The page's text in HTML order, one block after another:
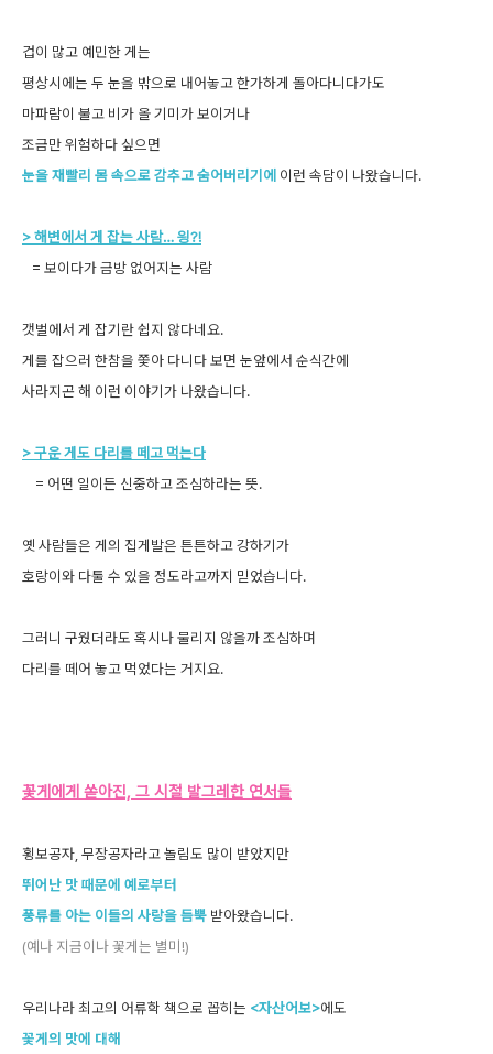
겁이 많고 예민한 게는
평상시에는 두 눈을 밖으로 내어놓고 한가하게 돌아다니다가도
마파람이 불고 비가 올 기미가 보이거나
조금만 위험하다 싶으면
눈을 재빨리 몸 속으로 감추고 숨어버리기에 이런 속담이 나왔습니다.
> 해변에서 게 잡는 사람… 읭?!
= 보이다가 금방 없어지는 사람
갯벌에서 게 잡기란 쉽지 않다네요.
게를 잡으러 한참을 쫓아 다니다 보면 눈앞에서 순식간에
사라지곤 해 이런 이야기가 나왔습니다.
> 구운 게도 다리를 떼고 먹는다
= 어떤 일이든 신중하고 조심하라는 뜻.
옛 사람들은 게의 집게발은 튼튼하고 강하기가
호랑이와 다툴 수 있을 정도라고까지 믿었습니다.
그러니 구웠더라도 혹시나 물리지 않을까 조심하며
다리를 떼어 놓고 먹었다는 거지요.
꽃게에게 쏟아진, 그 시절 발그레한 연서들
횡보공자, 무장공자라고 놀림도 많이 받았지만
뛰어난 맛 때문에 예로부터
풍류를 아는 이들의 사랑을 듬뿍 받아왔습니다.
(예나 지금이나 꽃게는 별미!)
우리나라 최고의 어류학 책으로 꼽히는 <자산어보>에도
꽃게의 맛에 대해